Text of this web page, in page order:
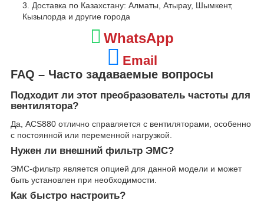
Доставка по Казахстану: Алматы, Атырау, Шымкент,
Кызылорда и другие города
WhatsApp
Email
FAQ – Часто задаваемые вопросы
Подходит ли этот преобразователь частоты для
вентилятора?
Да, ACS880 отлично справляется с вентиляторами, особенно
с постоянной или переменной нагрузкой.
Нужен ли внешний фильтр ЭМС?
ЭМС-фильтр является опцией для данной модели и может
быть установлен при необходимости.
Как быстро настроить?